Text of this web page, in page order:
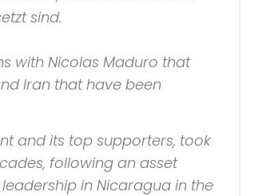
sind.
with Nicolas Maduro that
Iran that have been
and its top supporters, took
following an asset
in Nicaragua in the